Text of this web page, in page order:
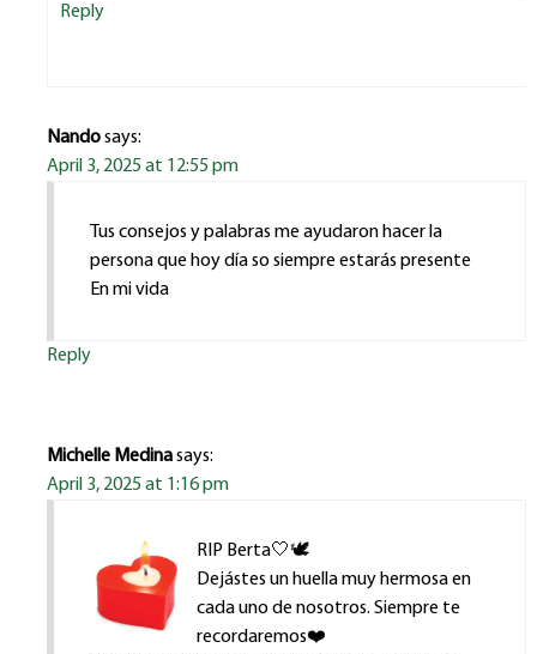
Reply
Nandosays:
April 3, 2025 at 12:55 pm
Tus consejos y palabras me ayudaron hacer la
persona que hoy día so siempre estarás presente
En mi vida
Reply
Michelle Medinasays:
April 3, 2025 at 1:16 pm
RIP Berta🤍🕊
Dejástes un huella muy hermosa en
cada uno de nosotros. Siempre te
recordaremos❤️